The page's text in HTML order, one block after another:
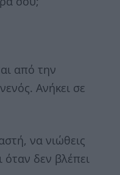
από την
Ανήκει σε
να νιώθεις
όταν δεν βλέπει